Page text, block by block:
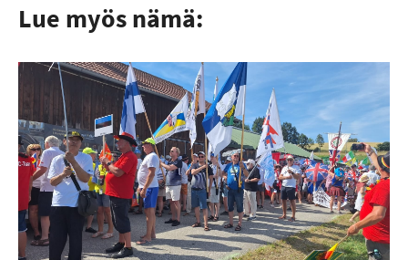
Lue myös nämä: